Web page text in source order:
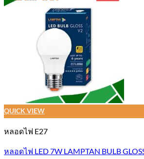
QUICK VIEW
หลอดไฟ E27
หลอดไฟ LED 7W LAMPTAN BULB